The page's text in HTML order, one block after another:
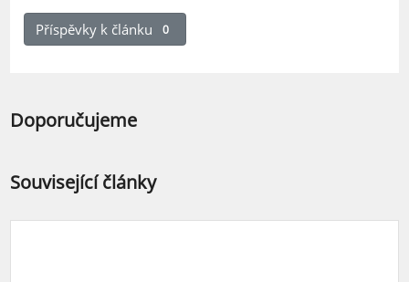
Příspěvky k článku 0
Doporučujeme
Související články